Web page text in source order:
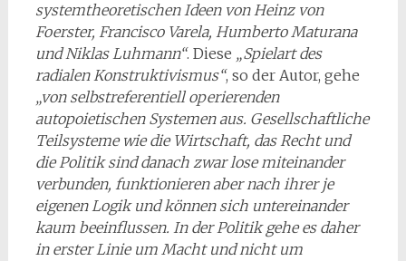
systemtheoretischen Ideen von Heinz von
Foerster, Francisco Varela, Humberto Maturana
und Niklas Luhmann“. Diese „Spielart des
radialen Konstruktivismus“, so der Autor, gehe
„von selbstreferentiell operierenden
autopoietischen Systemen aus. Gesellschaftliche
Teilsysteme wie die Wirtschaft, das Recht und
die Politik sind danach zwar lose miteinander
verbunden, funktionieren aber nach ihrer je
eigenen Logik und können sich untereinander
kaum beeinflussen. In der Politik gehe es daher
in erster Linie um Macht und nicht um